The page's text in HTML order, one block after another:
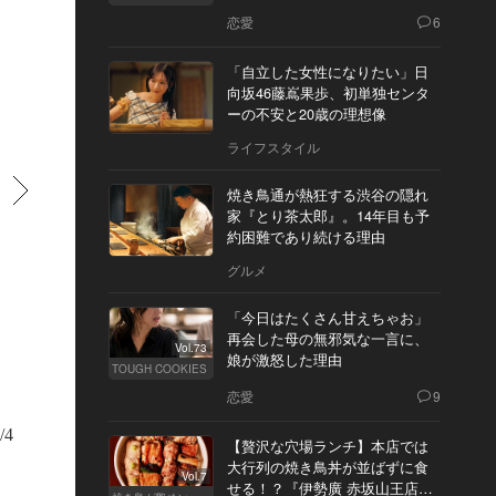
4
恋愛 6
「自立した女性になりたい」日
向坂46藤嶌果歩、初単独センタ
ーの不安と20歳の理想像
ライフスタイル
焼き鳥通が熱狂する渋谷の隠れ
家『とり茶太郎』。14年目も予
約困難であり続ける理由
グルメ
Vol.73
TOUGH COOKIES
「今日はたくさん甘えちゃお」
再会した母の無邪気な一言に、
娘が激怒した理由
恋愛 9
Vol.7
【贅沢な穴場ランチ】本店では
大行列の焼き鳥丼が並ばずに食
せる！？『伊勢廣 赤坂山王店』